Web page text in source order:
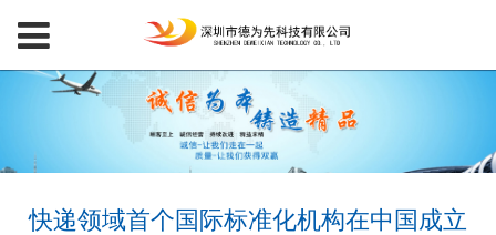
快递领域首个国际标准化机构在中国成立